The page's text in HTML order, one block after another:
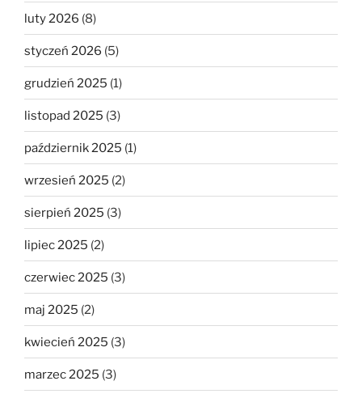
luty 2026 (8)
styczeń 2026 (5)
grudzień 2025 (1)
listopad 2025 (3)
październik 2025 (1)
wrzesień 2025 (2)
sierpień 2025 (3)
lipiec 2025 (2)
czerwiec 2025 (3)
maj 2025 (2)
kwiecień 2025 (3)
marzec 2025 (3)